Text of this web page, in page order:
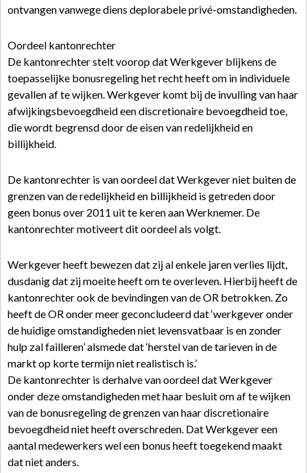
ontvangen vanwege diens deplorabele privé-omstandigheden.
Oordeel kantonrechter
De kantonrechter stelt voorop dat Werkgever blijkens de
toepasselijke bonusregeling het recht heeft om in individuele
gevallen af te wijken. Werkgever komt bij de invulling van haar
afwijkingsbevoegdheid een discretionaire bevoegdheid toe,
die wordt begrensd door de eisen van redelijkheid en
billijkheid.
De kantonrechter is van oordeel dat Werkgever niet buiten de
grenzen van de redelijkheid en billijkheid is getreden door
geen bonus over 2011 uit te keren aan Werknemer. De
kantonrechter motiveert dit oordeel als volgt.
Werkgever heeft bewezen dat zij al enkele jaren verlies lijdt,
dusdanig dat zij moeite heeft om te overleven. Hierbij heeft de
kantonrechter ook de bevindingen van de OR betrokken. Zo
heeft de OR onder meer geconcludeerd dat ‘werkgever onder
de huidige omstandigheden niet levensvatbaar is en zonder
hulp zal failleren’ alsmede dat ‘herstel van de tarieven in de
markt op korte termijn niet realistisch is.’
De kantonrechter is derhalve van oordeel dat Werkgever
onder deze omstandigheden met haar besluit om af te wijken
van de bonusregeling de grenzen van haar discretionaire
bevoegdheid niet heeft overschreden. Dat Werkgever een
aantal medewerkers wel een bonus heeft toegekend maakt
dat niet anders.